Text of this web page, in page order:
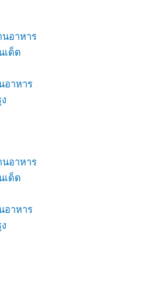
นอาหาร
เด็ด
อาหาร
นอาหาร
เด็ด
อาหาร